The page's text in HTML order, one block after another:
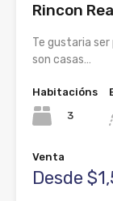
Rincon
Te gustaria
son casas…
Habitacións
3
Venta
Desde